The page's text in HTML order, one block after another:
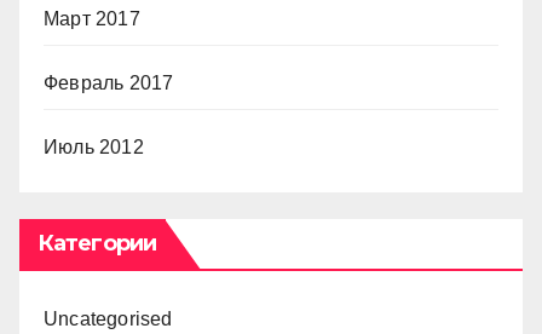
Март 2017
Февраль 2017
Июль 2012
Категории
Uncategorised